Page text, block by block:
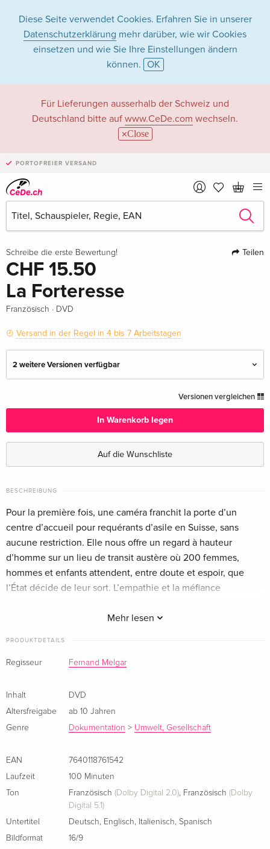
Diese Seite verwendet Cookies. Erfahren Sie in unserer
Datenschutzerklärung mehr darüber, wie wir Cookies
einsetzen und wie Sie Ihre Einstellungen ändern
können. OK
Für Lieferungen ausserhalb der Schweiz und
Deutschland bitte auf www.CeDe.com wechseln.
Close
PORTOFREIER VERSAND
Schreibe die erste Bewertung! Teilen
CHF 15.50
La Forteresse
Französisch · DVD
Versand in der Regel in 4 bis 7 Arbeitstagen
2 weitere Versionen verfügbar
CHF 15.50
Italienisch
Versionen vergleichen
In Warenkorb legen
Auf die Wunschliste
BESCHREIBUNG
Mehr lesen
Pour la première fois, une caméra franchit la porte d’un
centre d’accueil pour requérants d’asile en Suisse, sans
aucune restriction. Elle nous offre un regard à hauteur
d’homme sur un lieu de transit austère où 200 femmes,
hommes et enfants attendent, entre doute et espoir, que
l’État décide de leur sort. L’empathie et la méfiance
du centre, chargé d’appliquer la loi la plus restrictive
humains.
PRODUKTDETAILS
Regisseur Fernand Melgar
Inhalt
DVD
Altersfreigabe
ab 10 Jahren
Genre
Dokumentation > Umwelt, Gesellschaft
EAN
7640118761542
Laufzeit
100 Minuten
Ton
Französisch (Dolby Digital 2.0), Französisch (Dolby
Digital 5.1)
Untertitel
Deutsch, Englisch, Italienisch, Spanisch
Bildformat
16/9